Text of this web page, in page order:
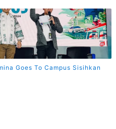
Goes To Campus Sisihkan